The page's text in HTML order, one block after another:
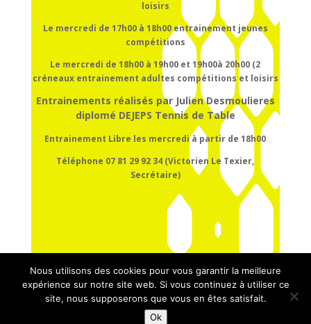
loisirs
Le mercredi de 17h00 à 18h00entrainement jeunes
compétitions
Le mercredi de 18h00 à 19h00 et 19h00à 20h00 (2
créneaux entrainement adultes compétitions et loisirs
Entrainements réalisés par Julien Desmoulieres
diplomé DEJEPS Tennis de Table
Entrainement Libre les mercredi à partir de 18h00
Téléphone 07 81 29 92 34 (Victorien Le Texier,
Secrétaire)
Nous utilisons des cookies pour vous garantir la meilleure
expérience sur notre site web. Si vous continuez à utiliser ce
site, nous supposerons que vous en êtes satisfait.
Ok